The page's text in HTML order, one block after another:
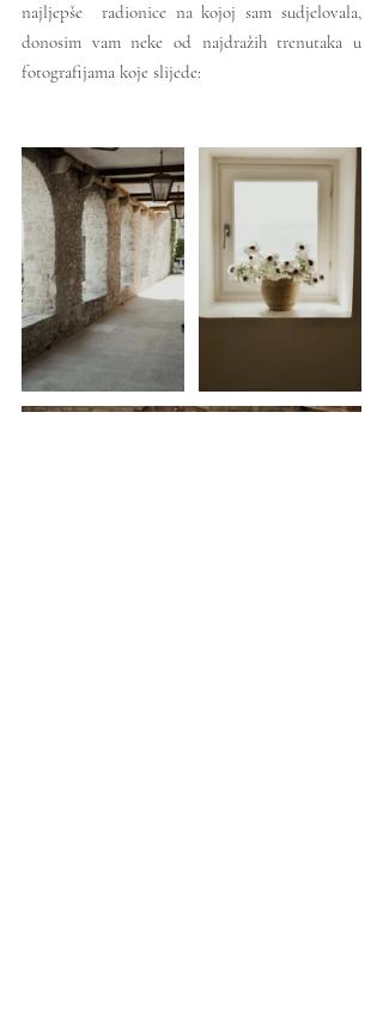
najljepše  radionice na kojoj sam sudjelovala,
donosim vam neke od najdražih trenutaka u
fotografijama koje slijede: